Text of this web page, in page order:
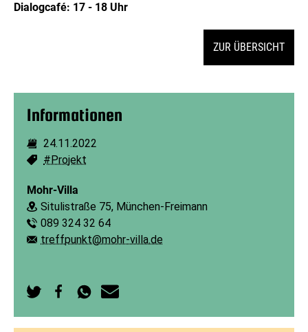
Dialogcafé: 17 - 18 Uhr
ZUR ÜBERSICHT
Informationen
Dauer:
24.11.2022
Schlagworte:
#Projekt
Mohr-Villa
Ort:
Situlistraße 75, München-Freimann
Telefon:
089 324 32 64
E-Mail:
treffpunkt@mohr-villa.de
TwitterFacebookWhatsApp
E-